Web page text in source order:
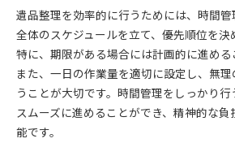
遺品整理を効率的に行うためには、時間管
全体のスケジュールを立て、優先順位を決
特に、期限がある場合には計画的に進める
また、一日の作業量を適切に設定し、無
うことが大切です。時間管理をしっかり
スムーズに進めることができ、精神的な
能です。